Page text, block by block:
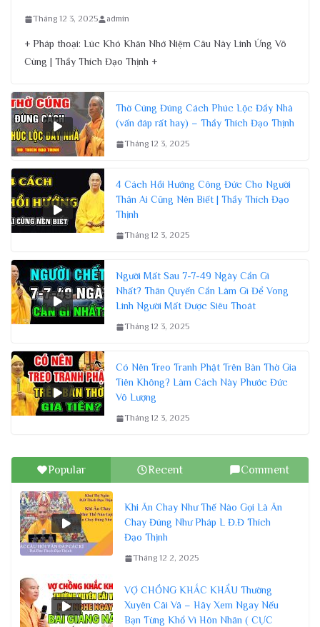
Tháng 12 3, 2025 admin
+ Pháp thoại: Lúc Khó Khăn Nhớ Niệm Câu Này Linh Ứng Vô
Cùng | Thầy Thích Đạo Thịnh +
Thờ Cúng Đúng Cách Phúc Lộc Đầy Nhà
(vấn đáp rất hay) – Thầy Thích Đạo Thịnh
Tháng 12 3, 2025
4 Cách Hồi Hướng Công Đức Cho Người
Thân Ai Cũng Nên Biết | Thầy Thích Đạo
Thịnh
Tháng 12 3, 2025
Người Mất Sau 7-7-49 Ngày Cần Gì
Nhất? Thân Quyến Cần Làm Gì Để Vong
Linh Người Mất Được Siêu Thoát
Tháng 12 3, 2025
Có Nên Treo Tranh Phật Trên Bàn Thờ Gia
Tiên Không? Làm Cách Này Phước Đức
Vô Lượng
Tháng 12 3, 2025
Popular Recent Comment
Khi Ăn Chay Như Thế Nào Gọi Là Ăn
Chay Đúng Như Pháp L Đ.Đ Thích
Đạo Thịnh
Tháng 12 2, 2025
VỢ CHỒNG KHẮC KHẨU Thường
Xuyên Cãi Vã – Hãy Xem Ngay Nếu
Bạn Từng Khổ Vì Hôn Nhân ( CỰC